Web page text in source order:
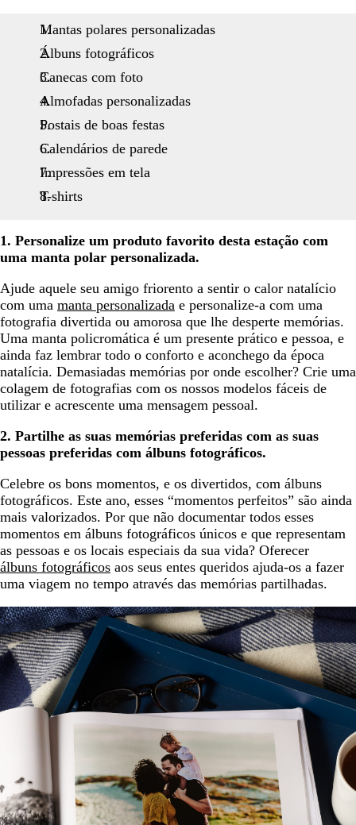
Mantas polares personalizadas
Álbuns fotográficos
Canecas com foto
Almofadas personalizadas
Postais de boas festas
Calendários de parede
Impressões em tela
T-shirts
1. Personalize um produto favorito desta estação com
uma manta polar personalizada.
Ajude aquele seu amigo friorento a sentir o calor natalício
com uma manta personalizada e personalize-a com uma
fotografia divertida ou amorosa que lhe desperte memórias.
Uma manta policromática é um presente prático e pessoa, e
ainda faz lembrar todo o conforto e aconchego da época
natalícia. Demasiadas memórias por onde escolher? Crie uma
colagem de fotografias com os nossos modelos fáceis de
utilizar e acrescente uma mensagem pessoal.
2. Partilhe as suas memórias preferidas com as suas
pessoas preferidas com álbuns fotográficos.
Celebre os bons momentos, e os divertidos, com álbuns
fotográficos. Este ano, esses “momentos perfeitos” são ainda
mais valorizados. Por que não documentar todos esses
momentos em álbuns fotográficos únicos e que representam
as pessoas e os locais especiais da sua vida? Oferecer
álbuns fotográficos aos seus entes queridos ajuda-os a fazer
uma viagem no tempo através das memórias partilhadas.